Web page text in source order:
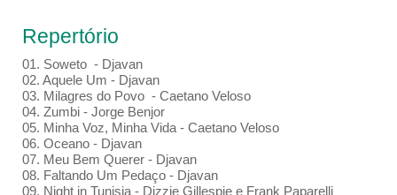
Repertório
01. Soweto - Djavan
02. Aquele Um - Djavan
03. Milagres do Povo - Caetano Veloso
04. Zumbi - Jorge Benjor
05. Minha Voz, Minha Vida - Caetano Veloso
06. Oceano - Djavan
07. Meu Bem Querer - Djavan
08. Faltando Um Pedaço - Djavan
09. Night in Tunisia - Dizzie Gillespie e Frank Paparelli